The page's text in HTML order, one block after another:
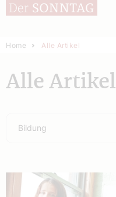
Home Alle Artikel
Alle Artikel
Bildung